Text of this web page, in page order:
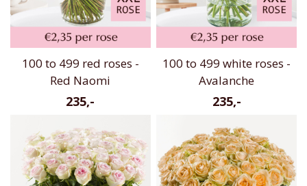
100 to 499 red roses -
Red Naomi
235,-
100 to 499 white roses -
Avalanche
235,-